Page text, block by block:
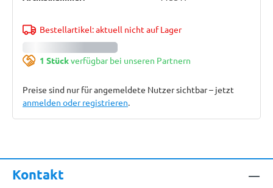
Bestellartikel: aktuell nicht auf Lager
1 Stückverfügbar bei unseren Partnern
Preise sind nur für angemeldete Nutzer sichtbar – jetzt
anmelden oder registrieren.
Kontakt